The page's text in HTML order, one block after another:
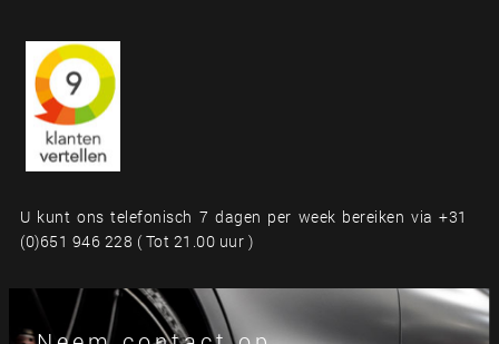
U kunt ons telefonisch 7 dagen per week bereiken via +31
(0)651 946 228 ( Tot 21.00 uur )